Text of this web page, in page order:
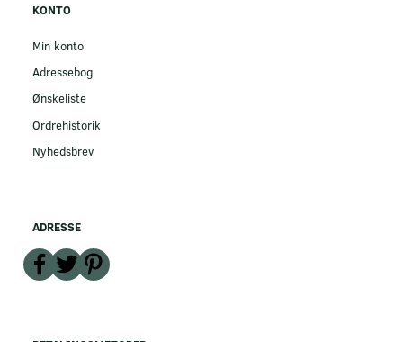
KONTO
Min konto
Adressebog
Ønskeliste
Ordrehistorik
Nyhedsbrev
ADRESSE